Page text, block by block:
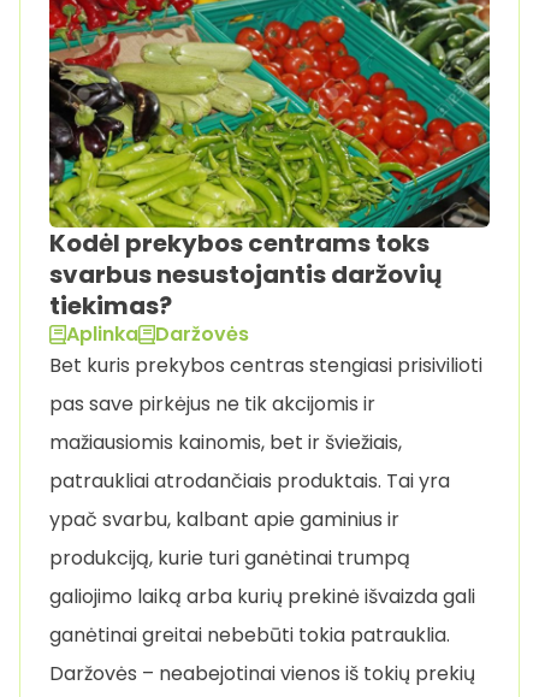
Kodėl prekybos centrams toks
svarbus nesustojantis daržovių
tiekimas?
Aplinka
Daržovės
Bet kuris prekybos centras stengiasi prisivilioti
pas save pirkėjus ne tik akcijomis ir
mažiausiomis kainomis, bet ir šviežiais,
patraukliai atrodančiais produktais. Tai yra
ypač svarbu, kalbant apie gaminius ir
produkciją, kurie turi ganėtinai trumpą
galiojimo laiką arba kurių prekinė išvaizda gali
ganėtinai greitai nebebūti tokia patrauklia.
Daržovės – neabejotinai vienos iš tokių prekių